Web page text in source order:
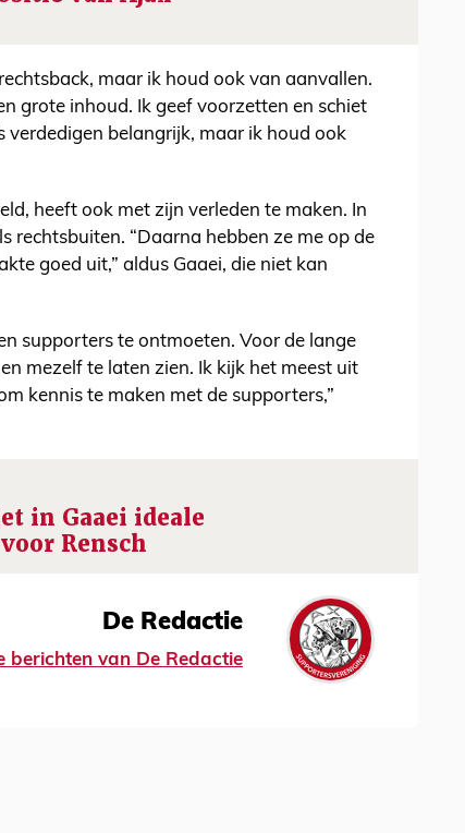
maar ik houd ook van aanvallen.
grote inhoud. Ik geef voorzetten en schiet
verdedigen belangrijk, maar ik houd ook
heeft ook met zijn verleden te maken. In
rechtsbuiten. “Daarna hebben ze me op de
goed uit,” aldus Gaaei, die niet kan
supporters te ontmoeten. Voor de lange
mezelf te laten zien. Ik kijk het meest uit
kennis te maken met de supporters,”
in Gaaei ideale
Rensch
De Redactie
berichten van De Redactie